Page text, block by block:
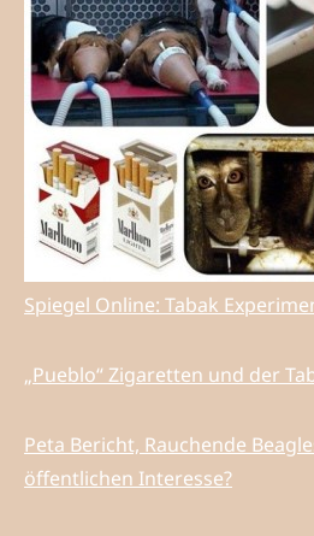
Spiegel Online: Tabak
„Pueblo“ Zigaretten und der
Peta Bericht, Rauchende
öffentlichen Interesse?